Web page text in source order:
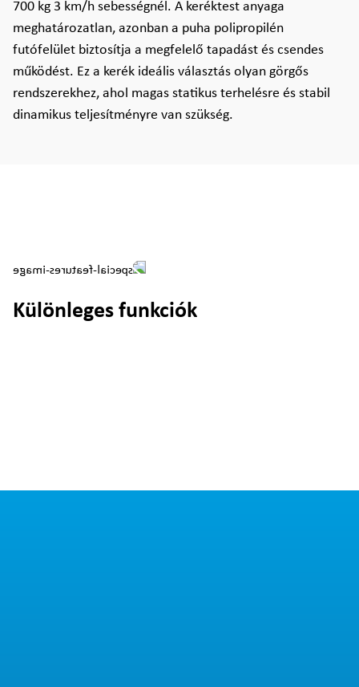
700 kg 3 km/h sebességnél. A keréktest anyaga
meghatározatlan, azonban a puha polipropilén
futófelület biztosítja a megfelelő tapadást és csendes
működést. Ez a kerék ideális választás olyan görgős
rendszerekhez, ahol magas statikus terhelésre és stabil
dinamikus teljesítményre van szükség.
Különleges funkciók